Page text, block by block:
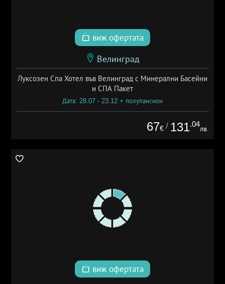
виж офертата
Велинград
Луксозен Спа Хотел във Велинград с Минерални Басейни
и СПА Пакет
Дата: 28.07 - 23.12 + полупансион
67€ / 131.04
лв.
виж офертата